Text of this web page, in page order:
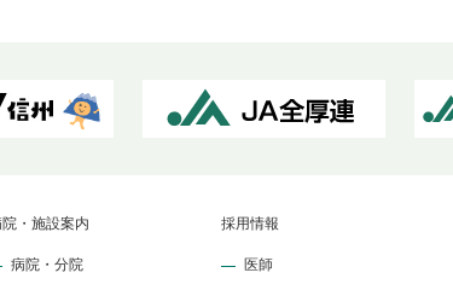
・施設案内
病院・分院
採用情報
医師